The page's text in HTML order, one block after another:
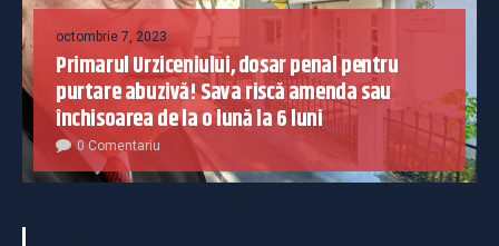
octombrie 7, 2023
Primarul Urziceniului, dosar penal pentru
purtare abuzivă! Sava riscă amenda sau
închisoarea de la o lună la 6 luni
0 Comentariu